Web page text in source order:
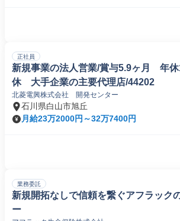
正社員
新規事業の法人営業/賞与5.9ヶ月 年
休 大手企業の主要代理店/44202
北菱電興株式会社 開発センター
石川県白山市旭丘
月給23万2000円～32万7400円
業務委託
新規開拓なしで信頼を繋ぐアフラック
ー